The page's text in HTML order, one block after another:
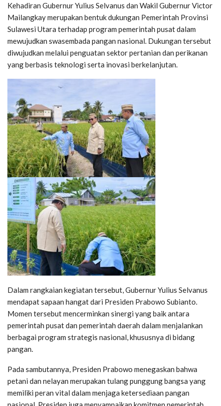
Kehadiran Gubernur Yulius Selvanus dan Wakil Gubernur Victor
Mailangkay merupakan bentuk dukungan Pemerintah Provinsi
Sulawesi Utara terhadap program pemerintah pusat dalam
mewujudkan swasembada pangan nasional. Dukungan tersebut
diwujudkan melalui penguatan sektor pertanian dan perikanan
yang berbasis teknologi serta inovasi berkelanjutan.
Dalam rangkaian kegiatan tersebut, Gubernur Yulius Selvanus
mendapat sapaan hangat dari Presiden Prabowo Subianto.
Momen tersebut mencerminkan sinergi yang baik antara
pemerintah pusat dan pemerintah daerah dalam menjalankan
berbagai program strategis nasional, khususnya di bidang
pangan.
Pada sambutannya, Presiden Prabowo menegaskan bahwa
petani dan nelayan merupakan tulang punggung bangsa yang
memiliki peran vital dalam menjaga ketersediaan pangan